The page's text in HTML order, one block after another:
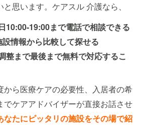
思います。ケアスル 介護なら、
10:00-19:00まで電話で相談できる
情報から比較して探せる
整まで最後まで無料で対応するこ
から医療ケアの必要性、入居者の希
でケアアドバイザーが直接お話させ
なたにピッタリの施設をその場で紹